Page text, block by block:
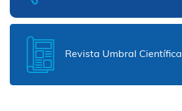
Revista Umbral Científica